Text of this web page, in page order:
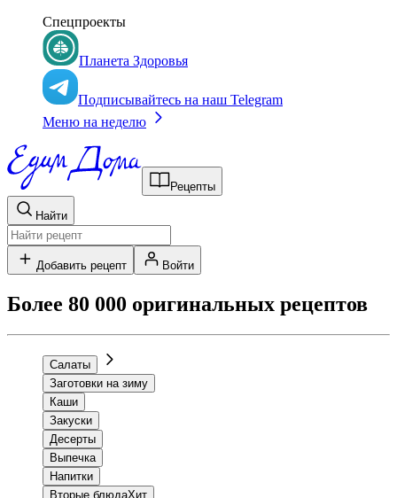
Спецпроекты
Планета Здоровья
Подписывайтесь на наш Telegram
Меню на неделю
Рецепты
Найти
Добавить рецепт Войти
Более 80 000 оригинальных рецептов
Салаты
Заготовки на зиму
Каши
Закуски
Десерты
Выпечка
Напитки
Вторые блюдаХит